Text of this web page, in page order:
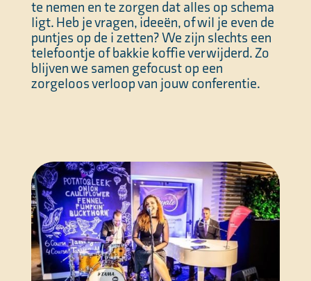
te nemen en te zorgen dat alles op schema
ligt. Heb je vragen, ideeën, of wil je even de
puntjes op de i zetten? We zijn slechts een
telefoontje of bakkie koffie verwijderd. Zo
blijven we samen gefocust op een
zorgeloos verloop van jouw conferentie.